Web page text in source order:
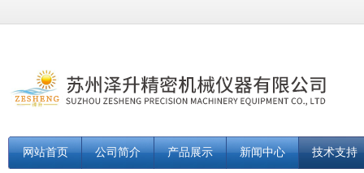
网站首页 公司简介 产品展示 新闻中心 技术支持